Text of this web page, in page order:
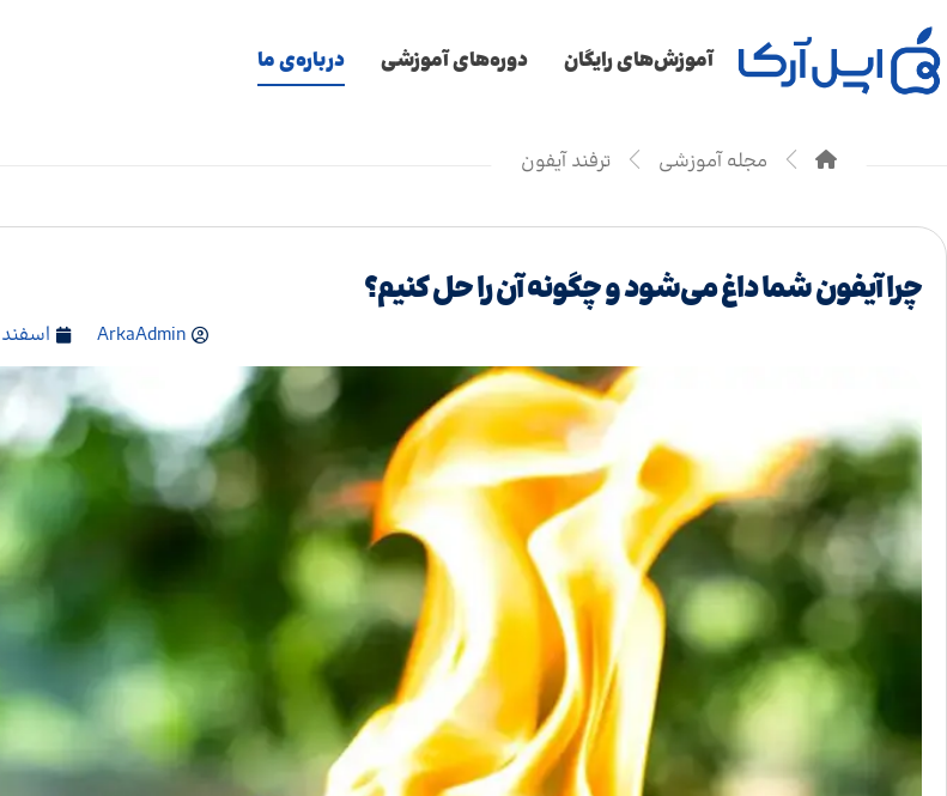
آموزش‌های رایگان دوره‌های آموزشی درباره‌ی ما
مجله آموزشی ترفند آیفون
چرا آیفون شما داغ می‌شود و چگونه آن را حل کنیم؟
ArkaAdmin اسفند ۱۱, ۱۴۰۳